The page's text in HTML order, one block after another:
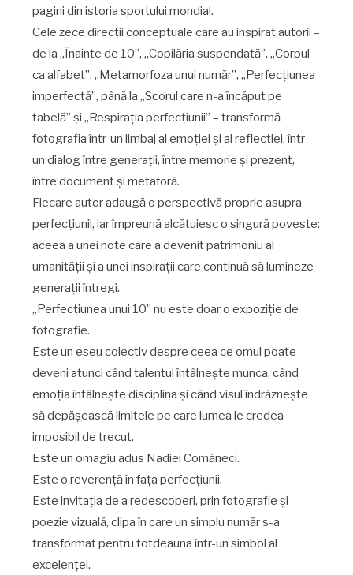
pagini din istoria sportului mondial.
Cele zece direcții conceptuale care au inspirat autorii –
de la „Înainte de 10”, „Copilăria suspendată”, „Corpul
ca alfabet”, „Metamorfoza unui număr”, „Perfecțiunea
imperfectă”, până la „Scorul care n-a încăput pe
tabelă” și „Respirația perfecțiunii” – transformă
fotografia într-un limbaj al emoției și al reflecției, într-
un dialog între generații, între memorie și prezent,
între document și metaforă.
Fiecare autor adaugă o perspectivă proprie asupra
perfecțiunii, iar împreună alcătuiesc o singură poveste:
aceea a unei note care a devenit patrimoniu al
umanității și a unei inspirații care continuă să lumineze
generații întregi.
„Perfecțiunea unui 10” nu este doar o expoziție de
fotografie.
Este un eseu colectiv despre ceea ce omul poate
deveni atunci când talentul întâlnește munca, când
emoția întâlnește disciplina și când visul îndrăznește
să depășească limitele pe care lumea le credea
imposibil de trecut.
Este un omagiu adus Nadiei Comăneci.
Este o reverență în fața perfecțiunii.
Este invitația de a redescoperi, prin fotografie și
poezie vizuală, clipa în care un simplu număr s-a
transformat pentru totdeauna într-un simbol al
excelenței.